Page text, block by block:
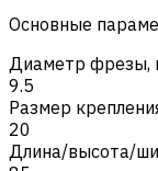
Основные
Диаметр фрезы,
9.5
Размер
20
Длина/высота/